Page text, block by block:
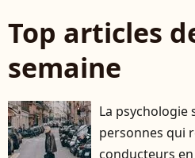
Top articles
semaine
La psychologie
personnes qui
conducteurs